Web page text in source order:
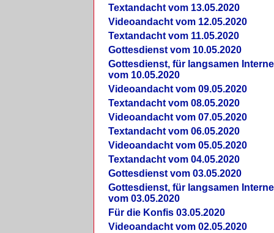
Textandacht vom 13.05.2020
Videoandacht vom 12.05.2020
Textandacht vom 11.05.2020
Gottesdienst vom 10.05.2020
Gottesdienst, für langsamen
vom 10.05.2020
Videoandacht vom 09.05.2020
Textandacht vom 08.05.2020
Videoandacht vom 07.05.2020
Textandacht vom 06.05.2020
Videoandacht vom 05.05.2020
Textandacht vom 04.05.2020
Gottesdienst vom 03.05.2020
Gottesdienst, für langsamen
vom 03.05.2020
Für die Konfis 03.05.2020
Videoandacht vom 02.05.2020